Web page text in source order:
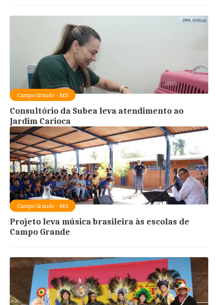
Campo Grande - MS
Consultório da Subea leva atendimento ao
Jardim Carioca
Campo Grande - MS
Projeto leva música brasileira às escolas de
Campo Grande